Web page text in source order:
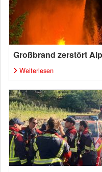
Großbrand zerstört
Weiterlesen